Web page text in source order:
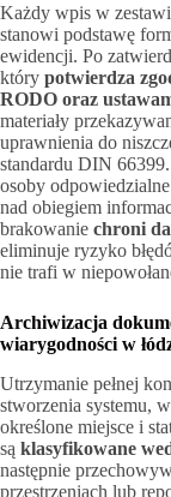
Każdy wpis w
stanowi podstawę
ewidencji. Po
który potwierdza
RODO oraz
materiały
uprawnienia do
standardu DIN 66399.
osoby
nad obiegiem
brakowanie chroni
eliminuje ryzyko
nie trafi w
Archiwizacja
wiarygodności w
Utrzymanie pełnej
stworzenia systemu,
określone miejsce i
są klasyfikowane
następnie
przestrzeniach lub